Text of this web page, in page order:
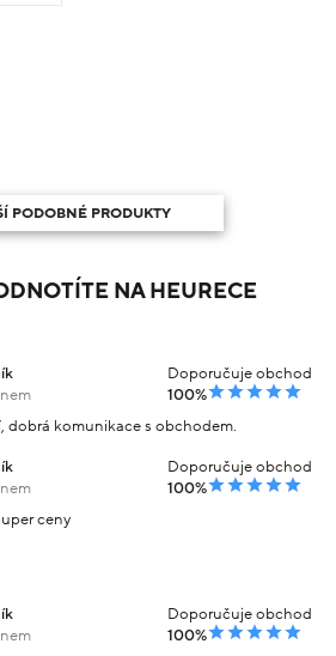
PODOBNÉ PRODUKTY
NA HEURECE
Doporučuje obchod
100%
dobrá komunikace s obchodem.
Doporučuje obchod
100%
ceny
Doporučuje obchod
100%